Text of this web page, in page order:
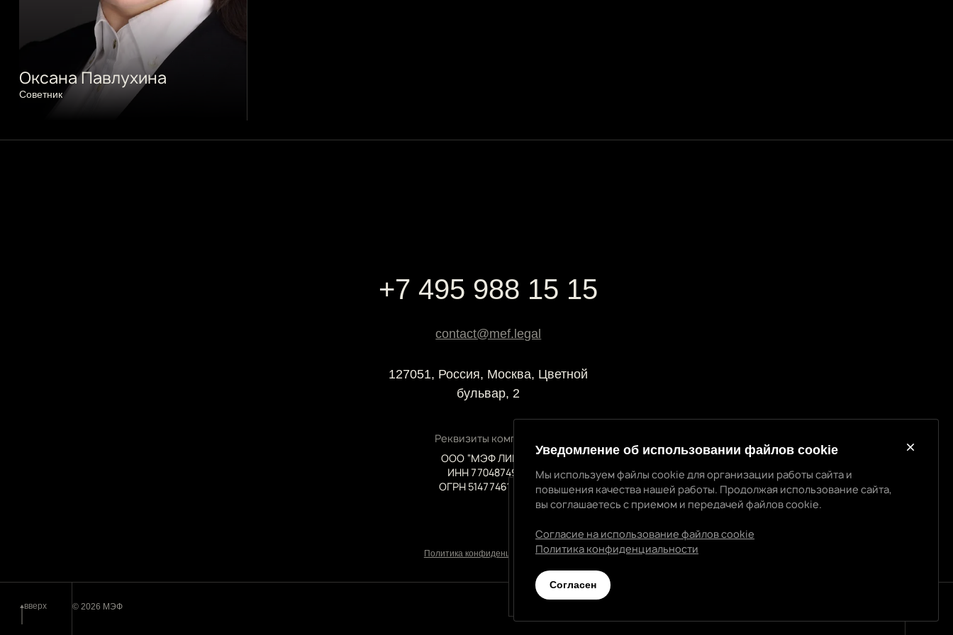
Оксана Павлухина
Cоветник
+7 495 988 15 15
contact@mef.legal
127051, Россия, Москва, Цветной
бульвар, 2
Реквизиты компании
ООО “МЭФ ЛИГАЛ”
ИНН 7704874992
ОГРН 5147746145718
Политика конфиденциальности
вверх © 2026 МЭФ
Уведомление об использовании cookie
Мы используем файлы cookie для организации работы сайта и повышения
качества нашей работы. Продолжая использование сайта, вы соглашаетесь с
Согласен
Уведомление об использовании файлов cookie
Мы используем файлы cookie для организации работы сайта и
повышения качества нашей работы. Продолжая использование сайта,
вы соглашаетесь с приемом и передачей файлов cookie.
Согласие на использование файлов cookie
Политика конфиденциальности
Cогласен